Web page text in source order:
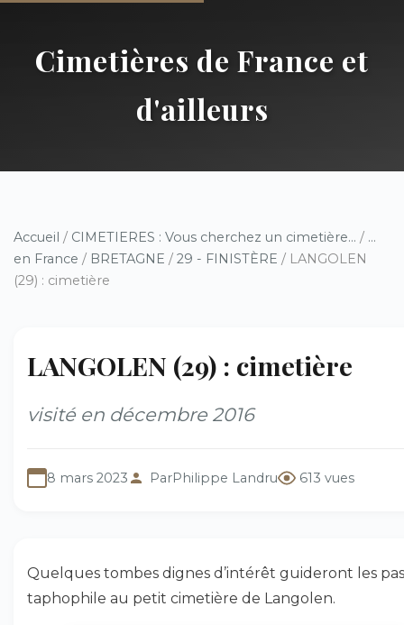
Cimetières de France et
d'ailleurs
Accueil / CIMETIERES : Vous cherchez un cimetière... / ...
en France / BRETAGNE / 29 - FINISTÈRE / LANGOLEN
(29) : cimetière
LANGOLEN (29) : cimetière
visité en décembre 2016
8 mars 2023 ParPhilippe Landru 613 vues
Quelques tombes dignes d’intérêt guideront les
taphophile au petit cimetière de Langolen.